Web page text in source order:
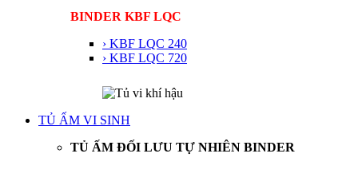
BINDER KBF LQC
› KBF LQC 240
› KBF LQC 720
TỦ ẤM VI SINH
TỦ ẤM ĐỐI LƯU TỰ NHIÊN BINDER